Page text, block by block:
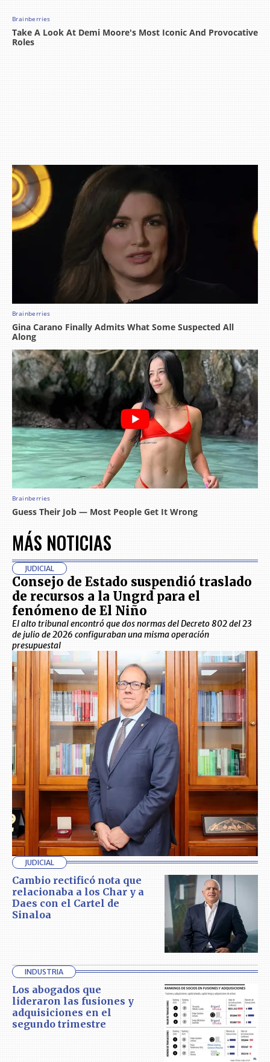
MÁS NOTICIAS
JUDICIAL
Consejo de Estado suspendió traslado
de recursos a la Ungrd para el
fenómeno de El Niño
El alto tribunal encontró que dos normas del Decreto 802 del 23
de julio de 2026 configuraban una misma operación
presupuestal
JUDICIAL
Cambio rectificó nota que
relacionaba a los Char y a
Daes con el Cartel de
Sinaloa
INDUSTRIA
Los abogados que
lideraron las fusiones y
adquisiciones en el
segundo trimestre